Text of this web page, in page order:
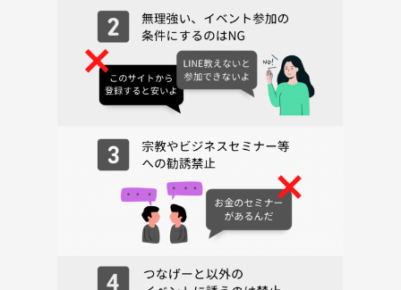
（上野駅周辺）
①つなげーと参加費